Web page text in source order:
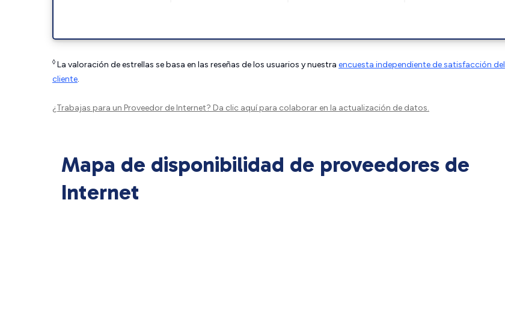
◊ La valoración de estrellas se basa en las reseñas de los usuarios y nuestra encuesta independiente de satisfacción del
cliente.
¿Trabajas para un Proveedor de Internet? Da clic aquípara colaborar en la actualización de datos.
Mapa de disponibilidad de proveedores de
Internet